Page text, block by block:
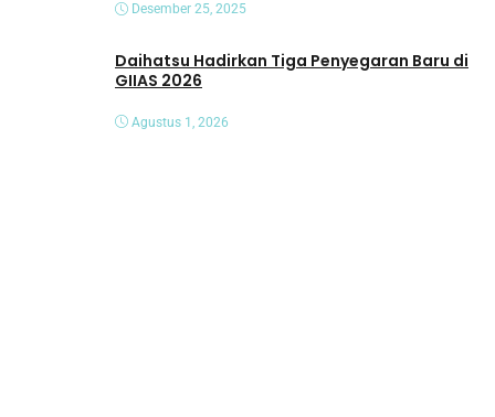
Desember 25, 2025
Daihatsu Hadirkan Tiga Penyegaran Baru di
GIIAS 2026
Agustus 1, 2026